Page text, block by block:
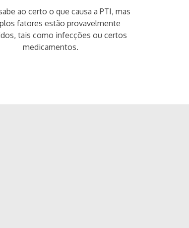
ao certo o que causa a PTI, mas
fatores estão provavelmente
tais como infecções ou certos
medicamentos.